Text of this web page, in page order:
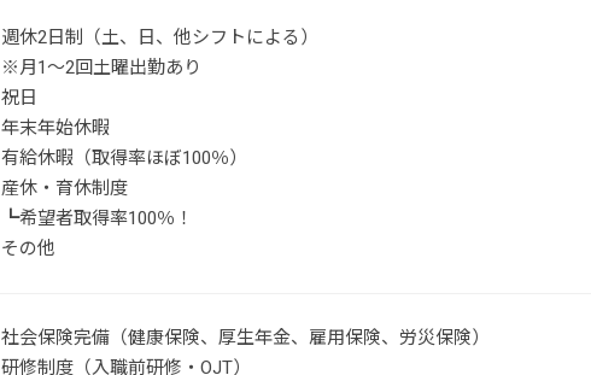
週休2日制（土、日、他シフトによる）
※月1～2回土曜出勤あり
祝日
年末年始休暇
有給休暇（取得率ほぼ100％）
産休・育休制度
┗希望者取得率100％！
その他
社会保険完備（健康保険、厚生年金、雇用保険、労災保険）
研修制度（入職前研修・OJT）